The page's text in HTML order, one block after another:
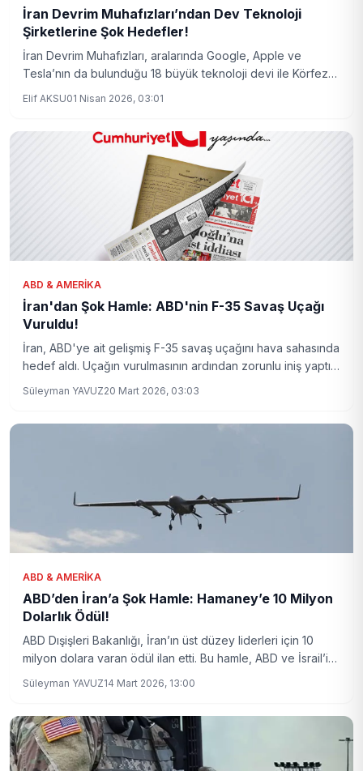
İran Devrim Muhafızları’ndan Dev Teknoloji
Şirketlerine Şok Hedefler!
İran Devrim Muhafızları, aralarında Google, Apple ve
Tesla’nın da bulunduğu 18 büyük teknoloji devi ile Körfez
Elif AKSU01 Nisan 2026, 03:01
ABD & AMERIKA
İran'dan Şok Hamle: ABD'nin F-35 Savaş Uçağı
Vuruldu!
İran, ABD'ye ait gelişmiş F-35 savaş uçağını hava sahasında
hedef aldı. Uçağın vurulmasının ardından zorunlu iniş yaptığı
nitelikte.
Süleyman YAVUZ20 Mart 2026, 03:03
ABD & AMERIKA
ABD’den İran’a Şok Hamle: Hamaney’e 10 Milyon
Dolarlık Ödül!
ABD Dışişleri Bakanlığı, İran’ın üst düzey liderleri için 10
milyon dolara varan ödül ilan etti. Bu hamle, ABD ve İsrail’in
Süleyman YAVUZ14 Mart 2026, 13:00